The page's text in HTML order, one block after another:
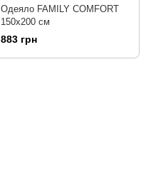
Одеяло FAMILY COMFORT
150х200 см
883 грн